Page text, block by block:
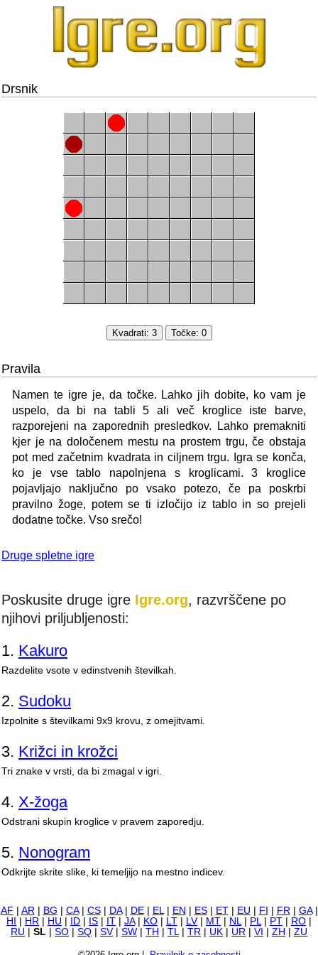
Drsnik
Pravila
Namen te igre je, da točke. Lahko jih dobite, ko vam je
uspelo, da bi na tabli 5 ali več kroglice iste barve,
razporejeni na zaporednih presledkov. Lahko premakniti
kjer je na določenem mestu na prostem trgu, če obstaja
pot med začetnim kvadrata in ciljnem trgu. Igra se konča,
ko je vse tablo napolnjena s kroglicami. 3 kroglice
pojavljajo naključno po vsako potezo, če pa poskrbi
pravilno žoge, potem se ti izločijo iz tablo in so prejeli
dodatne točke. Vso srečo!
Druge spletne igre
Poskusite druge igre Igre.org, razvrščene po
njihovi priljubljenosti:
1. Kakuro
Razdelite vsote v edinstvenih številkah.
2. Sudoku
Izpolnite s številkami 9x9 krovu, z omejitvami.
3. Križci in krožci
Tri znake v vrsti, da bi zmagal v igri.
4. X-žoga
Odstrani skupin kroglice v pravem zaporedju.
5. Nonogram
Odkrijte skrite slike, ki temeljijo na mestno indicev.
AF AR| BG CA| CS| DA| DE| EL| EN ES| ET| EU FI FR| GA|
HI
HR HU ID IS IT JA| KO LT LV| MT NL| PL| PT RO
RU
SL SO SQ SV| SW TH TL| TR UK UR VI ZH ZU